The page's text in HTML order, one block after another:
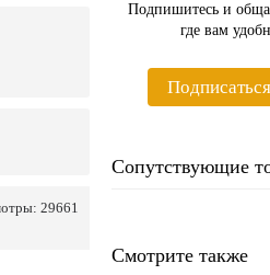
Подпишитесь и
где вам
Подписаться
Сопутствующие
Смотрите также
29661